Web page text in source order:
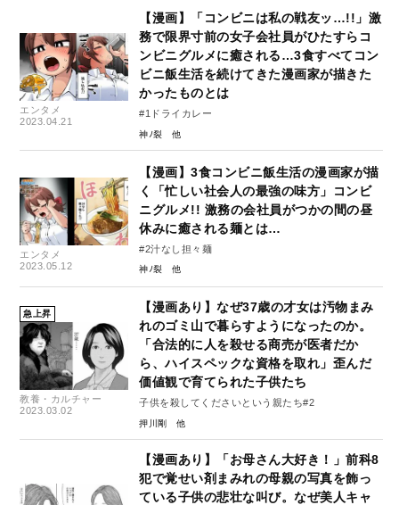
エンタメ
2023.04.21
【漫画】「コンビニは私の戦友ッ…!!」激
務で限界寸前の女子会社員がひたすらコ
ンビニグルメに癒される…3食すべてコン
ビニ飯生活を続けてきた漫画家が描きた
かったものとは
#1ドライカレー
神ﾉ裂
エンタメ
2023.05.12
【漫画】3食コンビニ飯生活の漫画家が描
く「忙しい社会人の最強の味方」コンビ
ニグルメ!! 激務の会社員がつかの間の昼
休みに癒される麺とは…
#2汁なし担々麺
神ﾉ裂
急上昇
教養・カルチャー
2023.03.02
【漫画あり】なぜ37歳の才女は汚物まみ
れのゴミ山で暮らすようになったのか。
「合法的に人を殺せる商売が医者だか
ら、ハイスペックな資格を取れ」歪んだ
価値観で育てられた子供たち
子供を殺してくださいという親たち#2
押川剛
【漫画あり】「お母さん大好き！」前科8
犯で覚せい剤まみれの母親の写真を飾っ
ている子供の悲壮な叫び。なぜ美人キャ